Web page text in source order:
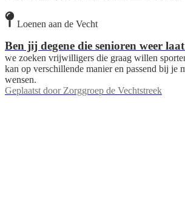
Loenen aan de Vecht
Ben jij degene die senioren weer
we zoeken vrijwilligers die graag willen
kan op verschillende manier en passend bij je
wensen.
Geplaatst door Zorggroep de Vechtstreek